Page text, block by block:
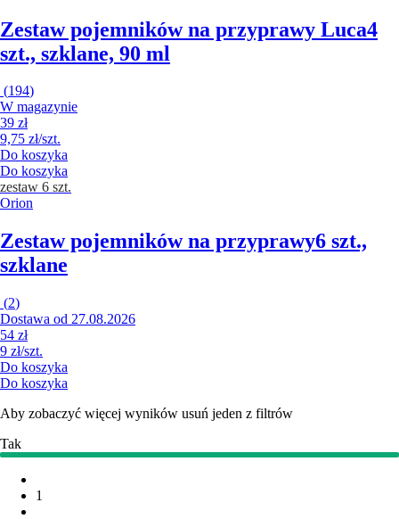
Zestaw pojemników na przyprawy Luca4
szt., szklane, 90 ml
(194)
W magazynie
39 zł
9,75 zł/szt.
Do koszyka
Do koszyka
zestaw 6 szt.
Orion
Zestaw pojemników na przyprawy6 szt.,
szklane
(2)
Dostawa od 27.08.2026
54 zł
9 zł/szt.
Do koszyka
Do koszyka
Aby zobaczyć więcej wyników usuń jeden z filtrów
Tak
1